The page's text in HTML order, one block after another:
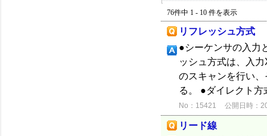
76件中 1 - 10 件を表示
リフレッシュ方式
●シーケンサの入力
ッシュ方式は、入
のスキャンを行い
る。 ●ダイレクト
No：15421 公開日時：
リード線